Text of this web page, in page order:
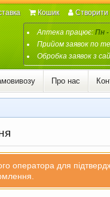
Аптека працює:Пн -
Прийом заявок по
Обробка заявок з
Кошик Створити
Про нас
оператора для